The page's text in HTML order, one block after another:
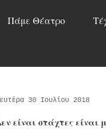
Πάμε Θέατρο
30 Ιουλίου 2018
είναι στάχτες